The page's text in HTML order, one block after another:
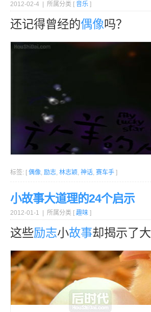
2012-02-4 | 所属分类 [ 音乐 ]
还记得曾经的偶像吗？
标签: [ 偶像, 励志, 林志颖, 神话, 赛车手 ]
小故事大道理的24个启示
2012-01-1 | 所属分类 [ 趣味 ]
这些励志小故事却揭示了大